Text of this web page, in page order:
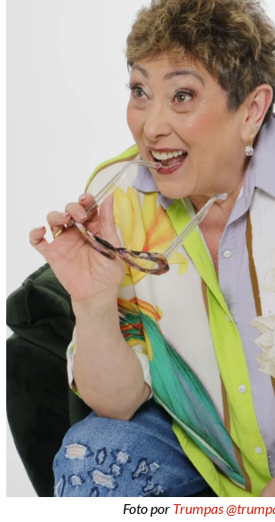
Foto por Trumpas